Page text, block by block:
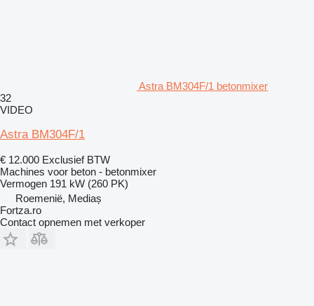
Astra BM304F/1 betonmixer
32
VIDEO
Astra BM304F/1
€ 12.000 Exclusief BTW
Machines voor beton - betonmixer
Vermogen 191 kW (260 PK)
Roemenië, Mediaș
Fortza.ro
Contact opnemen met verkoper